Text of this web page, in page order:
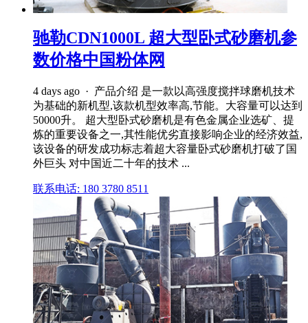
驰勒CDN1000L 超大型卧式砂磨机参
数价格中国粉体网
4 days ago · 产品介绍 是一款以高强度搅拌球磨机技术
为基础的新机型,该款机型效率高,节能。大容量可以达到
50000升。 超大型卧式砂磨机是有色金属企业选矿、提
炼的重要设备之一,其性能优劣直接影响企业的经济效益,
该设备的研发成功标志着超大容量卧式砂磨机打破了国
外巨头 对中国近二十年的技术 ...
联系电话: 180 3780 8511